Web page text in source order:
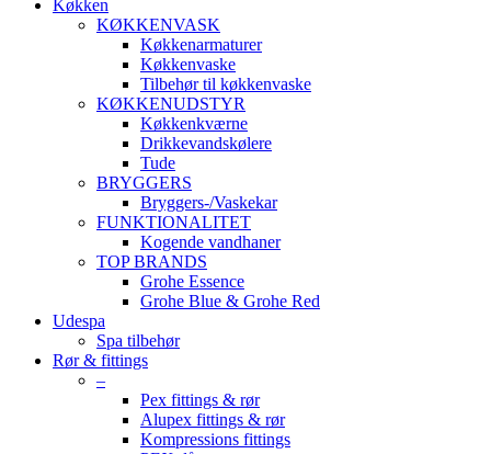
Køkken
KØKKENVASK
Køkkenarmaturer
Køkkenvaske
Tilbehør til køkkenvaske
KØKKENUDSTYR
Køkkenkværne
Drikkevandskølere
Tude
BRYGGERS
Bryggers-/Vaskekar
FUNKTIONALITET
Kogende vandhaner
TOP BRANDS
Grohe Essence
Grohe Blue & Grohe Red
Udespa
Spa tilbehør
Rør & fittings
–
Pex fittings & rør
Alupex fittings & rør
Kompressions fittings